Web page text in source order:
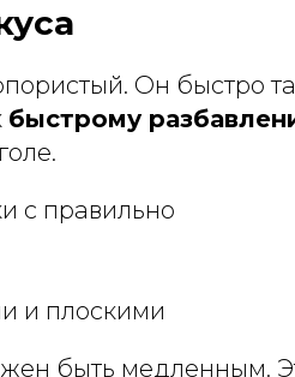
Он быстро
быстрому
с правильно
и плоскими
быть медленным.